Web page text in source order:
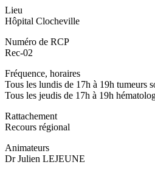
Lieu
Hôpital Clocheville
Numéro de RCP
Rec-02
Fréquence, horaires
Tous les lundis de 17h à 19h tumeurs
Tous les jeudis de 17h à 19h
Rattachement
Recours régional
Animateurs
Dr Julien LEJEUNE